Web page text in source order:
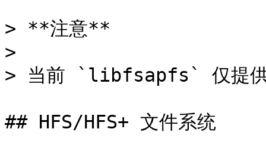
> **注意**
>
> 当前 `libfsapfs` 仅提供
## HFS/HFS+ 文件系统